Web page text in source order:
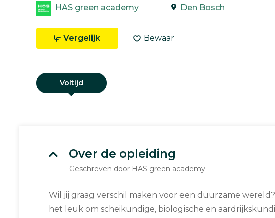
HAS green academy Den Bosch
Vergelijk Bewaar
Voltijd
Over de opleiding
Geschreven door HAS green academy
Wil jij graag verschil maken voor een duurzame
het leuk om scheikundige, biologische en